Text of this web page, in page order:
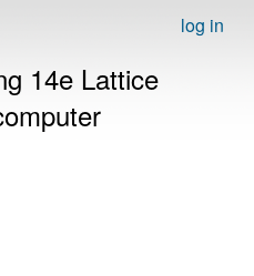
log in
14e Lattice